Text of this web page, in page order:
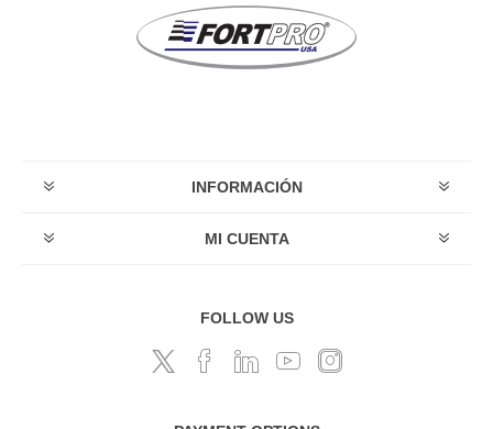
INFORMACIÓN
MI CUENTA
FOLLOW US